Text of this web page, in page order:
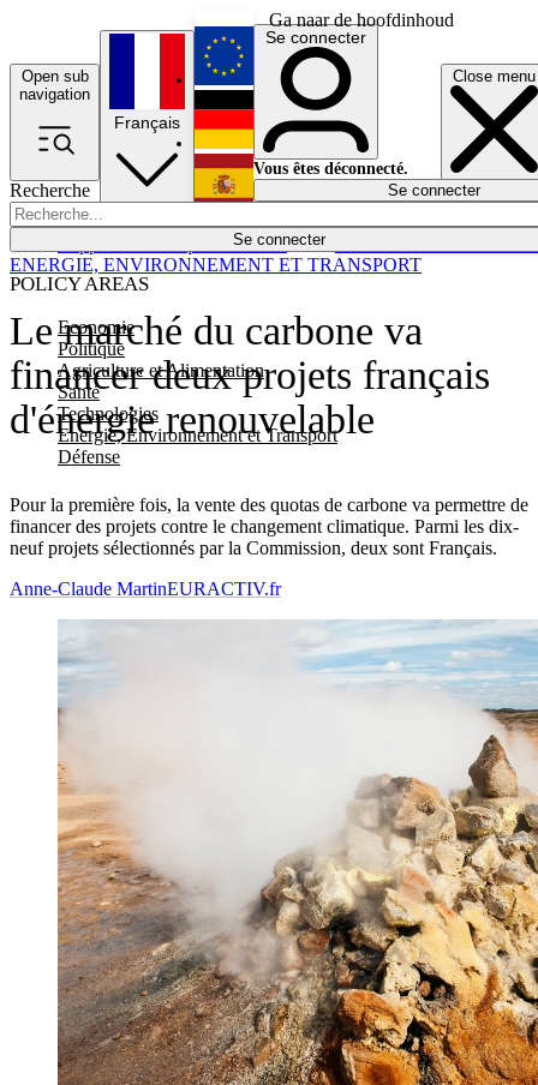
Ga naar de hoofdinhoud
Open sub
navigation
Close menu
Recherche
Se connecter
POLICY AREAS
Economie
Politique
Agriculture et Alimentation
Santé
Technologies
Energie, Environnement et Transport
Défense
Économie
Français
English
Deutsch
Español
Se connecter
Vous êtes déconnecté.
Se connecter
Le marché du carbone va
financer deux projets français
d'énergie renouvelable
Pour la première fois, la vente des quotas de carbone va permettre de
financer des projets contre le changement climatique. Parmi les dix-
neuf projets sélectionnés par la Commission, deux sont Français.
ENERGIE, ENVIRONNEMENT ET TRANSPORT
Anne-Claude MartinEURACTIV.fr